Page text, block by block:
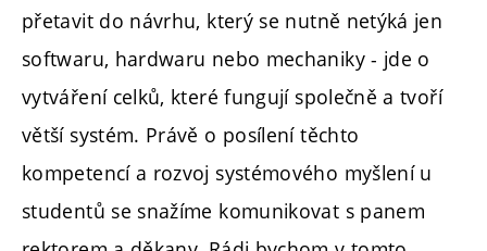
přetavit do návrhu, který se nutně netýká jen
softwaru, hardwaru nebo mechaniky - jde o
vytváření celků, které fungují společně a tvoří
větší systém. Právě o posílení těchto
kompetencí a rozvoj systémového myšlení u
studentů se snažíme komunikovat s panem